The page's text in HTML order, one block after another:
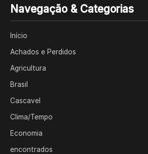
Navegação & Categorias
Início
Achados e Perdidos
Agricultura
Brasil
Cascavel
Clima/Tempo
Economia
encontrados